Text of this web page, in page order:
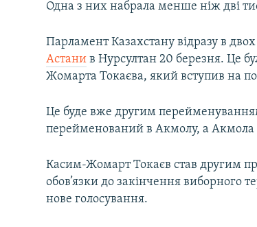
Одна з них набрала менше ніж дві
Парламент Казахстану відразу в
Астани в Нурсултан 20 березня. Це
Жомарта Токаєва, який вступив на
Це буде вже другим
перейменований в Акмолу, а Акмола
Касим-Жомарт Токаєв став другим
обов’язки до закінчення виборного
нове голосування.